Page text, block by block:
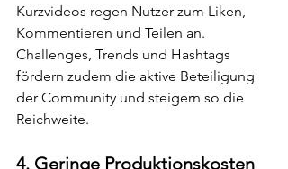
Kurzvideos regen Nutzer zum Liken,
Kommentieren und Teilen an.
Challenges, Trends und Hashtags
fördern zudem die aktive Beteiligung
der Community und steigern so die
Reichweite.
4. Geringe Produktionskosten